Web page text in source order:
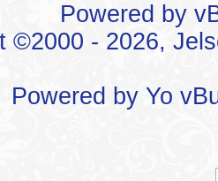
Powered by
©2000 - 2026,
Powered by Yo